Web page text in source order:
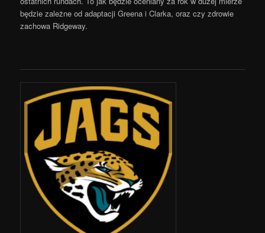
będzie zależne od adaptacji Greena i Clarka, oraz czy zdrowie
zachowa Ridgeway.